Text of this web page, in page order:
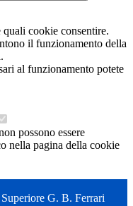
quali cookie consentire.
il funzionamento della
al funzionamento potete
possono essere
nella pagina della cookie
G. B. Ferrari